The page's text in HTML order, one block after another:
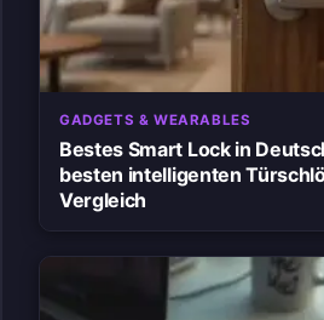
GADGETS & WEARABLES
Bestes Smart Lock in
besten intelligenten
Vergleich